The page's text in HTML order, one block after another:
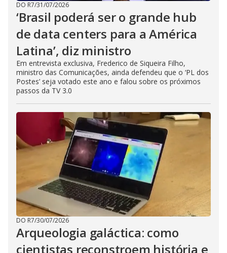
DO R7/31/07/2026
‘Brasil poderá ser o grande hub
de data centers para a América
Latina’, diz ministro
Em entrevista exclusiva, Frederico de Siqueira Filho,
ministro das Comunicações, ainda defendeu que o ‘PL dos
Postes’ seja votado este ano e falou sobre os próximos
passos da TV 3.0
DO R7/30/07/2026
Arqueologia galáctica: como
cientistas reconstroem história e